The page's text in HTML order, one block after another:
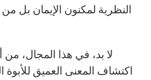
النظرية لمكنون الإيمان بل من
لا بد، في هذا المجال، من
اكتشاف المعنى العميق للأبوة